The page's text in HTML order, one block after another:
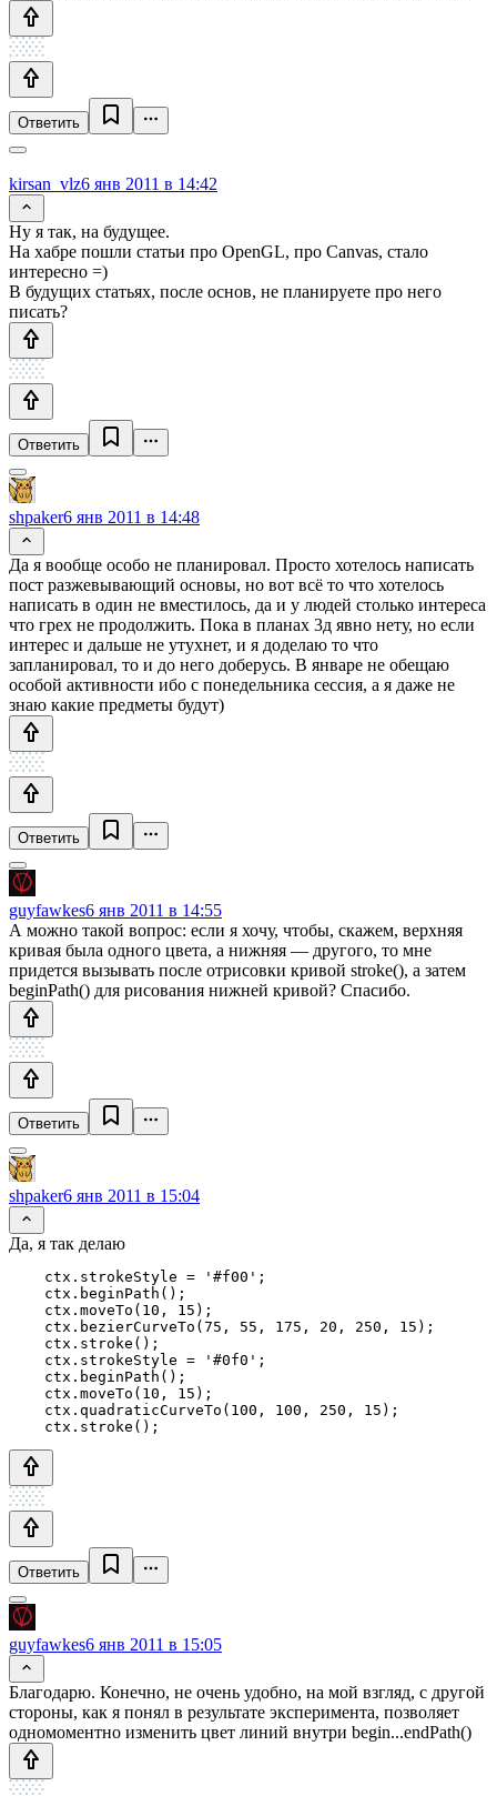
Ответить
kirsan_vlz6 янв 2011 в 14:42
Ну я так, на будущее.
На хабре пошли статьи про OpenGL, про Canvas, стало
интересно =)
В будущих статьях, после основ, не планируете про него
писать?
Ответить
shpaker6 янв 2011 в 14:48
Да я вообще особо не планировал. Просто хотелось написать
пост разжевывающий основы, но вот всё то что хотелось
написать в один не вместилось, да и у людей столько интереса
что грех не продолжить. Пока в планах 3д явно нету, но если
интерес и дальше не утухнет, и я доделаю то что
запланировал, то и до него доберусь. В январе не обещаю
особой активности ибо с понедельника сессия, а я даже не
знаю какие предметы будут)
Ответить
guyfawkes6 янв 2011 в 14:55
А можно такой вопрос: если я хочу, чтобы, скажем, верхняя
кривая была одного цвета, а нижняя — другого, то мне
придется вызывать после отрисовки кривой stroke(), а затем
beginPath() для рисования нижней кривой? Спасибо.
Ответить
shpaker6 янв 2011 в 15:04
Да, я так делаю
    ctx.strokeStyle = '#f00';
    ctx.beginPath();
    ctx.moveTo(10, 15);
    ctx.bezierCurveTo(75, 55, 175, 20, 250, 15);
    ctx.stroke();
    ctx.strokeStyle = '#0f0';
    ctx.beginPath();
    ctx.moveTo(10, 15);
    ctx.quadraticCurveTo(100, 100, 250, 15);
Ответить
guyfawkes6 янв 2011 в 15:05
Благодарю. Конечно, не очень удобно, на мой взгляд, с другой
стороны, как я понял в результате эксперимента, позволяет
одномоментно изменить цвет линий внутри begin...endPath()